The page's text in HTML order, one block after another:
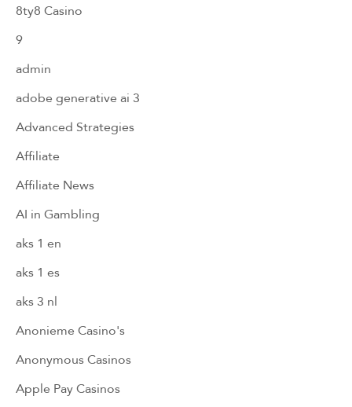
8ty8 Casino
9
admin
adobe generative ai 3
Advanced Strategies
Affiliate
Affiliate News
AI in Gambling
aks 1 en
aks 1 es
aks 3 nl
Anonieme Casino's
Anonymous Casinos
Apple Pay Casinos